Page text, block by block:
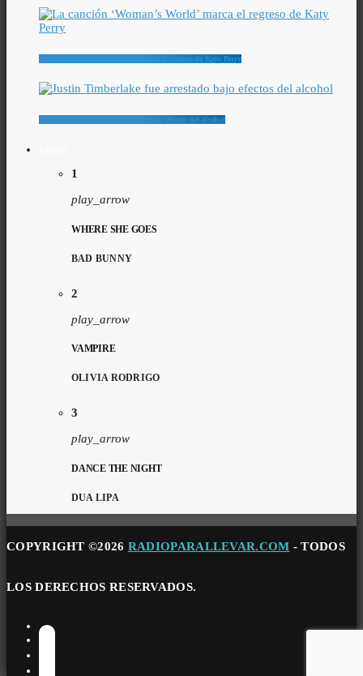
La canción ‘Woman’s World’ marca el regreso de Katy Perry
Justin Timberlake fue arrestado bajo efectos del alcohol
1
play_arrow
WHERE SHE GOES
BAD BUNNY
2
play_arrow
VAMPIRE
OLIVIA RODRIGO
3
play_arrow
DANCE THE NIGHT
DUA LIPA
COPYRIGHT ©2026 RADIOPARALLEVAR.COM - TODOS
LOS DERECHOS RESERVADOS.